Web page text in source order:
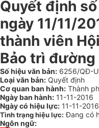
Quyết định
ngày 11/11/
thành viên
Bảo trì đường
Số hiệu văn bản: 6256/QĐ-
Loại văn bản: Quyết định
Cơ quan ban hành: Thành
Ngày ban hành: 11-11-2016
Ngày có hiệu lực: 11-11-2016
Tình trạng hiệu lực: Đang có
Ngôn ngữ: